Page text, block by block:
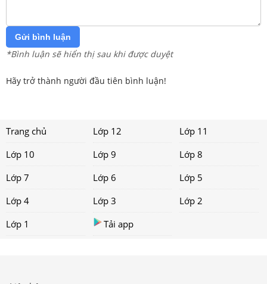
Gửi bình luận
*Bình luận sẽ hiển thị sau khi được duyệt
Hãy trở thành người đầu tiên bình luận!
Trang chủ Lớp 12
Lớp 11
Lớp 10
Lớp 9
Lớp 8
Lớp 7
Lớp 6
Lớp 5
Lớp 4
Lớp 3
Lớp 2
Lớp 1
Tải app